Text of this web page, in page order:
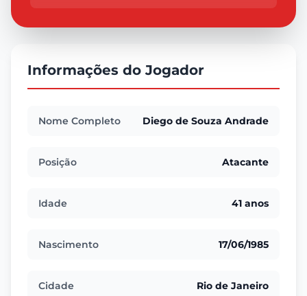
Informações do Jogador
Nome Completo Diego de Souza Andrade
Posição Atacante
Idade 41 anos
Nascimento 17/06/1985
Cidade Rio de Janeiro